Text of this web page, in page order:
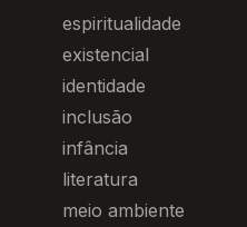
espiritualidade
existencial
identidade
inclusão
infância
literatura
meio ambiente